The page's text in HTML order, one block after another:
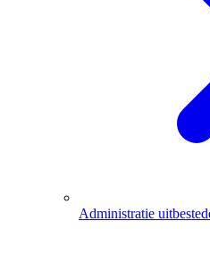
Administratie